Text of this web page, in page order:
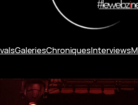
GaleriesChroniquesInterviews